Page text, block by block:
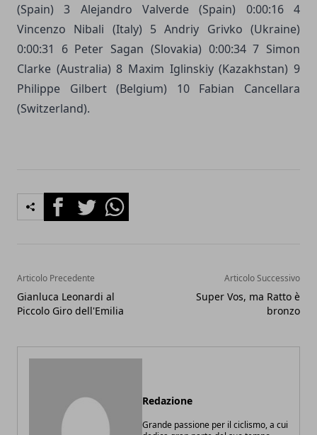
(Spain) 3 Alejandro Valverde (Spain) 0:00:16 4
Vincenzo Nibali (Italy) 5 Andriy Grivko (Ukraine)
0:00:31 6 Peter Sagan (Slovakia) 0:00:34 7 Simon
Clarke (Australia) 8 Maxim Iglinskiy (Kazakhstan) 9
Philippe Gilbert (Belgium) 10 Fabian Cancellara
(Switzerland).
FacebookTwitterWhatsapp
Articolo Precedente
Gianluca Leonardi al
Piccolo Giro dell'Emilia
Articolo Successivo
Super Vos, ma Ratto è
bronzo
Redazione
Grande passione per il ciclismo, a cui